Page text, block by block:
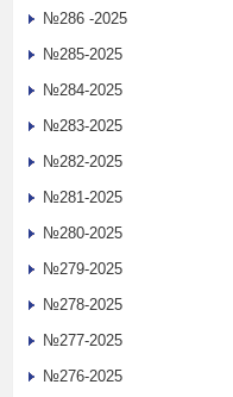
№286 -2025
№285-2025
№284-2025
№283-2025
№282-2025
№281-2025
№280-2025
№279-2025
№278-2025
№277-2025
№276-2025